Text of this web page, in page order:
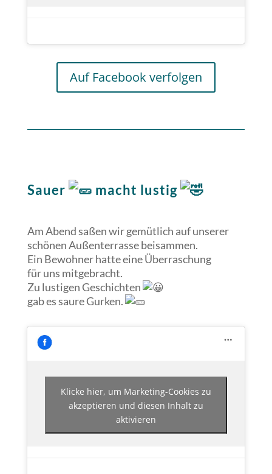
Auf Facebook verfolgen
Sauer macht lustig
Am Abend saßen wir gemütlich auf unserer
schönen Außenterrasse beisammen.
Ein Bewohner hatte eine Überraschung
für uns mitgebracht.
Zu lustigen Geschichten
gabes saure Gurken.
Klicke hier, um Marketing-Cookies zu
akzeptieren und diesen Inhalt zu
aktivieren